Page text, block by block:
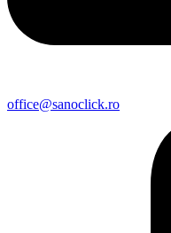
office@sanoclick.ro